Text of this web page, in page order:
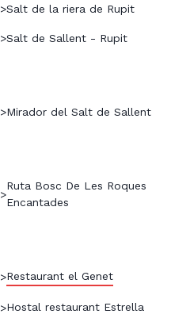
>Salt de la riera de Rupit
>Salt de Sallent - Rupit
>Mirador del Salt de Sallent
>
Ruta Bosc De Les Roques
Encantades
>Restaurant el Genet
>Hostal restaurant Estrella